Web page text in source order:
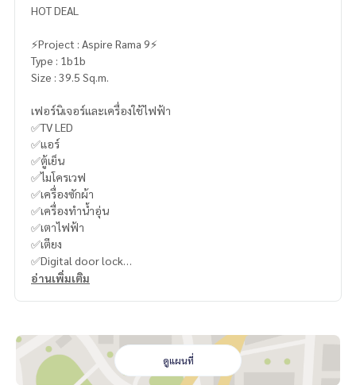
HOT DEAL
⚡️Project : Aspire Rama 9⚡️
Type : 1b1b
Size : 39.5 Sq.m.
เฟอร์นิเจอร์และเครื่องใช้ไฟฟ้า
✅TV LED
✅แอร์
✅ตู้เย็น
✅ไมโครเวฟ
✅เครื่องซักผ้า
✅เครื่องทำน้ำอุ่น
✅เตาไฟฟ้า
✅เตียง
✅Digital door lock
You can inbox or dm to ask more information, It’s my pleas
ure to give.
Tel :
093-943-4388
อ่านเพิ่มเติม
ดูแผนที่